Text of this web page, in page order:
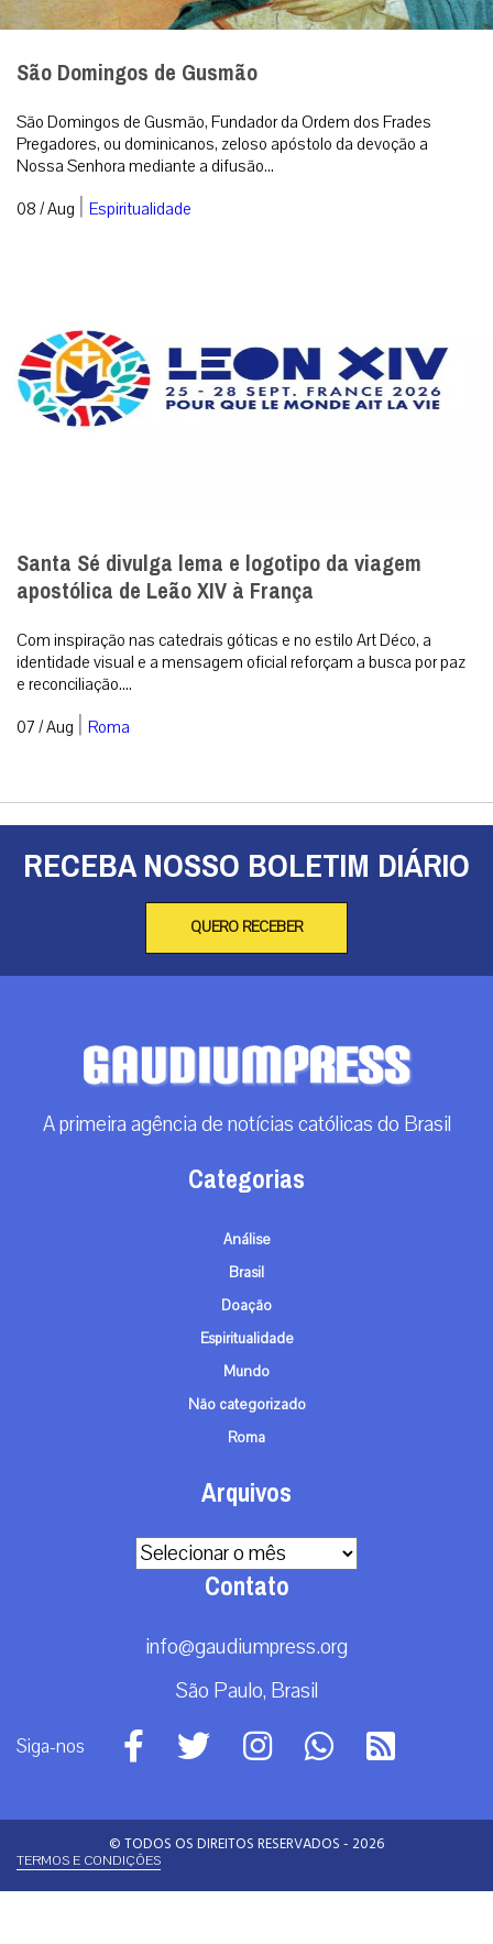
São Domingos de Gusmão
São Domingos de Gusmão, Fundador da Ordem dos Frades
Pregadores, ou dominicanos, zeloso apóstolo da devoção a
Nossa Senhora mediante a difusão...
08 / Aug | Espiritualidade
Santa Sé divulga lema e logotipo da viagem
apostólica de Leão XIV à França
Com inspiração nas catedrais góticas e no estilo Art Déco, a
identidade visual e a mensagem oficial reforçam a busca por paz
e reconciliação....
07 / Aug | Roma
RECEBA NOSSO BOLETIM DIÁRIO
QUERO RECEBER
A primeira agência de notícias católicas do Brasil
Categorias
Análise
Brasil
Doação
Espiritualidade
Mundo
Não categorizado
Roma
Arquivos
Arquivos
Contato
info@gaudiumpress.org
São Paulo, Brasil
Siga-nos
© TODOS OS DIREITOS RESERVADOS - 2026
TERMOS E CONDIÇÕES